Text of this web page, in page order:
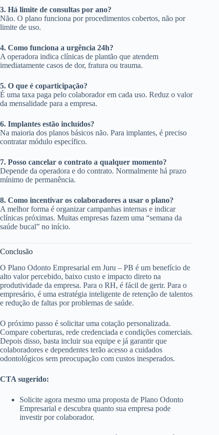
3. Há limite de consultas por ano?
Não. O plano funciona por procedimentos cobertos, não por
limite de uso.
4. Como funciona a urgência 24h?
A operadora indica clínicas de plantão que atendem
imediatamente casos de dor, fratura ou trauma.
5. O que é coparticipação?
É uma taxa paga pelo colaborador em cada uso. Reduz o valor
da mensalidade para a empresa.
6. Implantes estão incluídos?
Na maioria dos planos básicos não. Para implantes, é preciso
contratar módulo específico.
7. Posso cancelar o contrato a qualquer momento?
Depende da operadora e do contrato. Normalmente há prazo
mínimo de permanência.
8. Como incentivar os colaboradores a usar o plano?
A melhor forma é organizar campanhas internas e indicar
clínicas próximas. Muitas empresas fazem uma “semana da
saúde bucal” no início.
Conclusão
O Plano Odonto Empresarial em Juru – PB é um benefício de
alto valor percebido, baixo custo e impacto direto na
produtividade da empresa. Para o RH, é fácil de gerir. Para o
empresário, é uma estratégia inteligente de retenção de talentos
e redução de faltas por problemas de saúde.
O próximo passo é solicitar uma cotação personalizada.
Compare coberturas, rede credenciada e condições comerciais.
Depois disso, basta incluir sua equipe e já garantir que
colaboradores e dependentes terão acesso a cuidados
odontológicos sem preocupação com custos inesperados.
CTA sugerido:
Solicite agora mesmo uma proposta de Plano Odonto
Empresarial e descubra quanto sua empresa pode
investir por colaborador.